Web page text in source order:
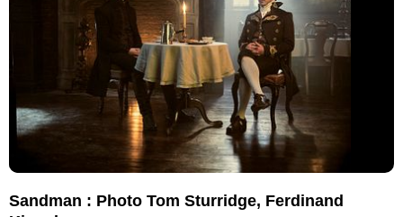
Sandman : Photo Tom Sturridge, Ferdinand